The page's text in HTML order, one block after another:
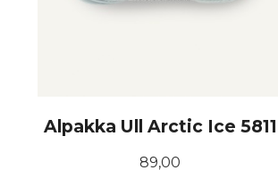
Alpakka Ull Arctic Ice 5811
Pris
89,00